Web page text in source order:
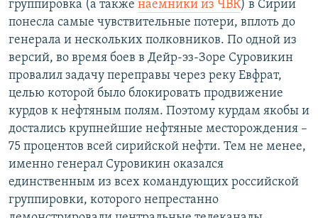
группировка (а также наемники из ЧВК) в Сирии
понесла самые чувствительные потери, вплоть до
генерала и нескольких полковников. По одной из
версий, во время боев в Дейр-эз-Зоре Суровикин
провалил задачу переправы через реку Евфрат,
целью которой было блокировать продвижение
курдов к нефтяным полям. Поэтому курдам якобы и
достались крупнейшие нефтяные месторождения –
75 процентов всей сирийской нефти. Тем не менее,
именно генерал Суровикин оказался
единственным из всех командующих российской
группировки, которого непрестанно